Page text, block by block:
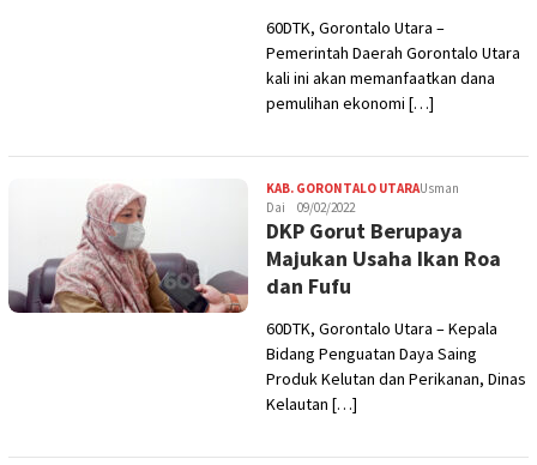
60DTK, Gorontalo Utara –
Pemerintah Daerah Gorontalo Utara
kali ini akan memanfaatkan dana
pemulihan ekonomi […]
KAB. GORONTALO UTARAUsman
Dai
09/02/2022
DKP Gorut Berupaya
Majukan Usaha Ikan Roa
dan Fufu
60DTK, Gorontalo Utara – Kepala
Bidang Penguatan Daya Saing
Produk Kelutan dan Perikanan, Dinas
Kelautan […]